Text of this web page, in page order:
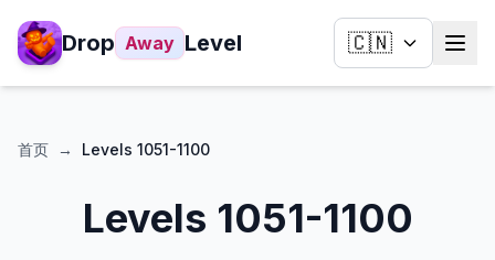
Drop Away Level 🇨🇳
首页 → Levels 1051-1100
Levels 1051-1100